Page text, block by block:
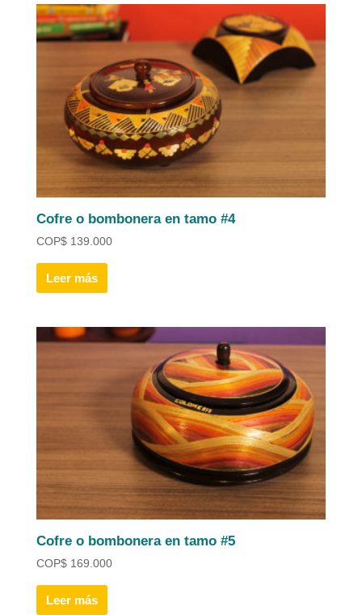
Cofre o bombonera en tamo #4
COP$139.000
Leer más
Cofre o bombonera en tamo #5
COP$169.000
Leer más